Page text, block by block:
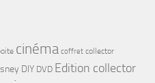
cinéma coffret collector
DIY DVD Edition collector